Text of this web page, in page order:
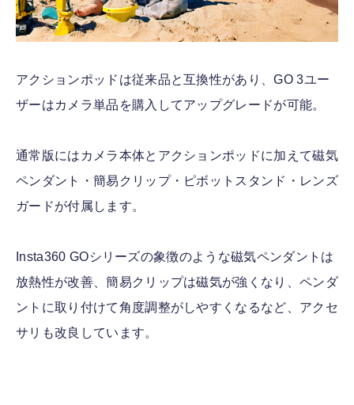
アクションポッドは従来品と互換性があり、GO 3ユー
ザーはカメラ単品を購入してアップグレードが可能。
通常版にはカメラ本体とアクションポッドに加えて磁気
ペンダント・簡易クリップ・ピボットスタンド・レンズ
ガードが付属します。
Insta360 GOシリーズの象徴のような磁気ペンダントは
放熱性が改善、簡易クリップは磁気が強くなり、ペンダ
ントに取り付けて角度調整がしやすくなるなど、アクセ
サリも改良しています。